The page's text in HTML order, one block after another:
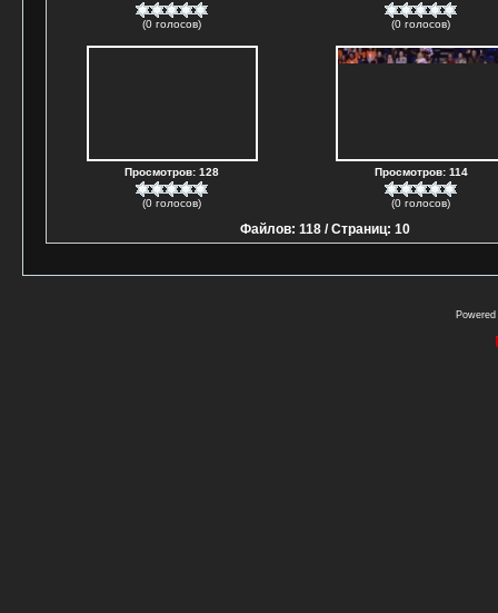
(0 голосов) (0 голосов)
Просмотров: 128
(0 голосов)
Просмотров: 114
(0 голосов)
Файлов: 118 / Страниц: 10